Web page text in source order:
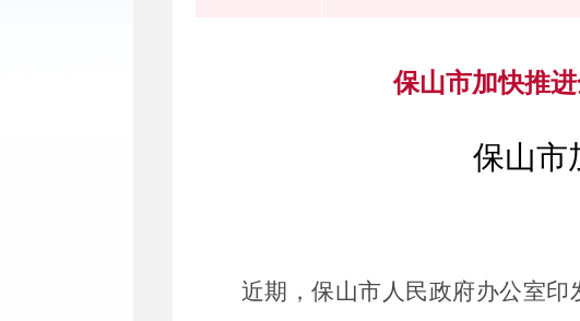
保山市加快推
保山市
近期，保山市人民政府办公室印